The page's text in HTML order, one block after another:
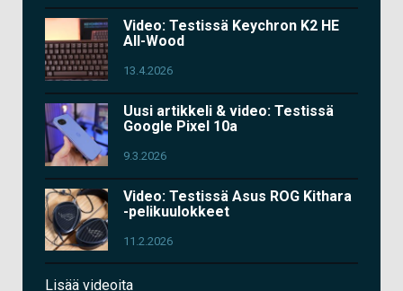
Video: Testissä Keychron K2 HE
All-Wood
13.4.2026
Uusi artikkeli & video: Testissä
Google Pixel 10a
9.3.2026
Video: Testissä Asus ROG Kithara
-pelikuulokkeet
11.2.2026
Lisää videoita